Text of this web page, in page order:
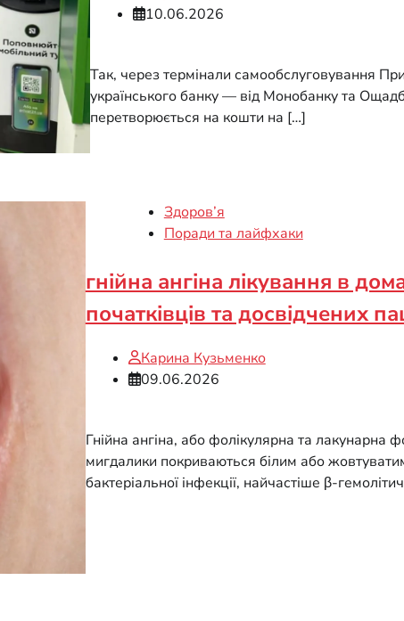
10.06.2026
Так, через термінали самообслуговування
українського банку — від Монобанку та
перетворюється на кошти на […]
Здоров’я
Поради та лайфхаки
гнійна ангіна лікування в
початківців та досвідчених
Карина Кузьменко
09.06.2026
Гнійна ангіна, або фолікулярна та лакунарна
мигдалики покриваються білим або
бактеріальної інфекції, найчастіше β-